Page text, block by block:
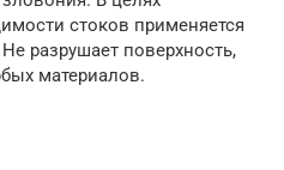
стоков применяется
разрушает поверхность,
материалов.